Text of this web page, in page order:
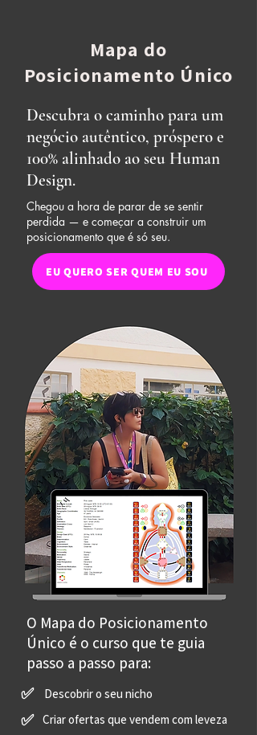
Mapa do
Posicionamento Único
Descubra o caminho para um
negócio autêntico, próspero e
100% alinhado ao seu Human
Design.
Chegou a hora de parar de se sentir
perdida — e começar a construir um
posicionamento que é só seu.
EU QUERO SER QUEM EU SOU
O Mapa do Posicionamento
Único é o curso que te guia
passo a passo para:
✅ Descobrir o seu nicho
✅ Criar ofertas que vendem com leveza